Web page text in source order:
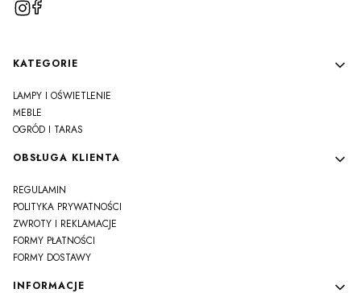
Linki w stopce
KATEGORIE
LAMPY I OŚWIETLENIE
MEBLE
OGRÓD I TARAS
OBSŁUGA KLIENTA
REGULAMIN
POLITYKA PRYWATNOŚCI
ZWROTY I REKLAMACJE
FORMY PŁATNOŚCI
FORMY DOSTAWY
INFORMACJE